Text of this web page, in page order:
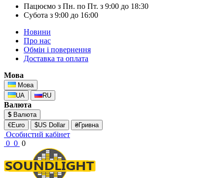
Пацюємо з Пн. по Пт. з 9:00 до 18:30
Субота з 9:00 до 16:00
Новини
Про нас
Обмін і повернення
Доставка та оплата
Мова
Мова
UA
RU
Валюта
$ Валюта
€Euro
$US Dollar ₴Гривна
Особистий кабінет
0 0 0